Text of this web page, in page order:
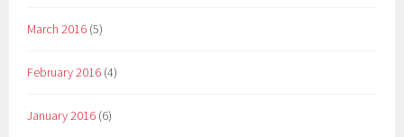
March 2016 (5)
February 2016 (4)
January 2016 (6)